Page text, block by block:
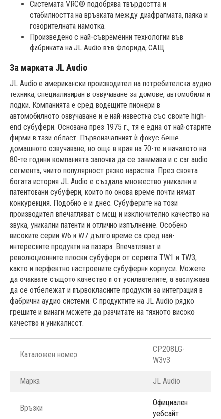
Системата VRC® подобрява твърдостта и
стабилността на връзката между диафрагмата, паяка и
говорителната намотка.
Произведено с най-съвременни технологии във
фабриката на JL Audio във Флорида, САЩ.
За марката JL Audio
JL Audio е американски производител на потребителска аудио
техника, специализиран в озвучаване за домове, автомобили и
лодки. Компанията е сред водещите пионери в
автомобилното озвучаване и е най-известна със своите high-
end субуфери. Основана през 1975 г., тя е една от най-старите
фирми в тази област. Първоначалният ѝ фокус беше
домашното озвучаване, но още в края на 70-те и началото на
80-те години компанията започва да се занимава и с car audio
сегмента, чиито популярност рязко нараства. През своята
богата история JL Audio е създала множество уникални и
патентовани субуфери, които по онова време почти нямат
конкуренция. Подобно е и днес. Субуферите на този
производител впечатляват с мощ и изключително качество на
звука, уникални патенти и отлично изпълнение. Особено
високите серии W6 и W7 дълго време са сред най-
интересните продукти на пазара. Впечатляват и
революционните плоски субуфери от серията TW1 и TW3,
както и перфектно настроените субуферни корпуси. Можете
да очаквате същото качество и от усилвателите, а заслужава
да се отбележат и първокласните продукти за интеграция в
фабрични аудио системи. С продуктите на JL Audio рядко
грешите и винаги можете да разчитате на тяхното високо
качество и уникалност.
Каталожен номер
CP208LG-
W3v3
Марка JL Audio
Връзки
Официален
уебсайт